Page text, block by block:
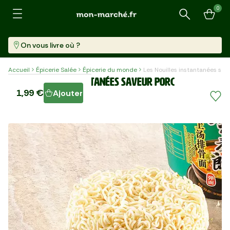
Recherche
0
On vous livre où ?
Accueil Épicerie Salée Épicerie du monde Les Nouilles instantanées
Les Nouilles instantanées saveur porc
1,99 € Ajouter